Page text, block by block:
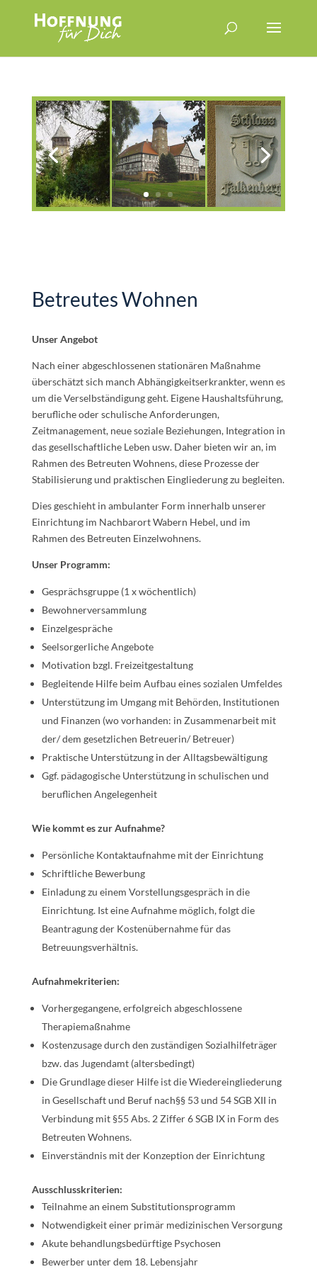
Betreutes Wohnen
Unser Angebot
Nach einer abgeschlossenen stationären Maßnahme
überschätzt sich manch Abhängigkeitserkrankter, wenn es
um die Verselbständigung geht. Eigene Haushaltsführung,
berufliche oder schulische Anforderungen,
Zeitmanagement, neue soziale Beziehungen, Integration in
das gesellschaftliche Leben usw. Daher bieten wir an, im
Rahmen des Betreuten Wohnens, diese Prozesse der
Stabilisierung und praktischen Eingliederung zu begleiten.
Dies geschieht in ambulanter Form innerhalb unserer
Einrichtung im Nachbarort Wabern Hebel, und im
Rahmen des Betreuten Einzelwohnens.
Unser Programm:
Gesprächsgruppe (1 x wöchentlich)
Bewohnerversammlung
Einzelgespräche
Seelsorgerliche Angebote
Motivation bzgl. Freizeitgestaltung
Begleitende Hilfe beim Aufbau eines sozialen Umfeldes
Unterstützung im Umgang mit Behörden, Institutionen
und Finanzen (wo vorhanden: in Zusammenarbeit mit
der/ dem gesetzlichen Betreuerin/ Betreuer)
Praktische Unterstützung in der Alltagsbewältigung
Ggf. pädagogische Unterstützung in schulischen und
beruflichen Angelegenheit
Wie kommt es zur Aufnahme?
Persönliche Kontaktaufnahme mit der Einrichtung
Schriftliche Bewerbung
Einladung zu einem Vorstellungsgespräch in die
Einrichtung. Ist eine Aufnahme möglich, folgt die
Beantragung der Kostenübernahme für das
Betreuungsverhältnis.
Aufnahmekriterien:
Vorhergegangene, erfolgreich abgeschlossene
Therapiemaßnahme
Kostenzusage durch den zuständigen Sozialhilfeträger
bzw. das Jugendamt (altersbedingt)
Die Grundlage dieser Hilfe ist die Wiedereingliederung
in Gesellschaft und Beruf nach§§ 53 und 54 SGB XII in
Verbindung mit §55 Abs. 2 Ziffer 6 SGB IX in Form des
Betreuten Wohnens.
Einverständnis mit der Konzeption der Einrichtung
Ausschlusskriterien:
Teilnahme an einem Substitutionsprogramm
Notwendigkeit einer primär medizinischen Versorgung
Akute behandlungsbedürftige Psychosen
Bewerber unter dem 18. Lebensjahr